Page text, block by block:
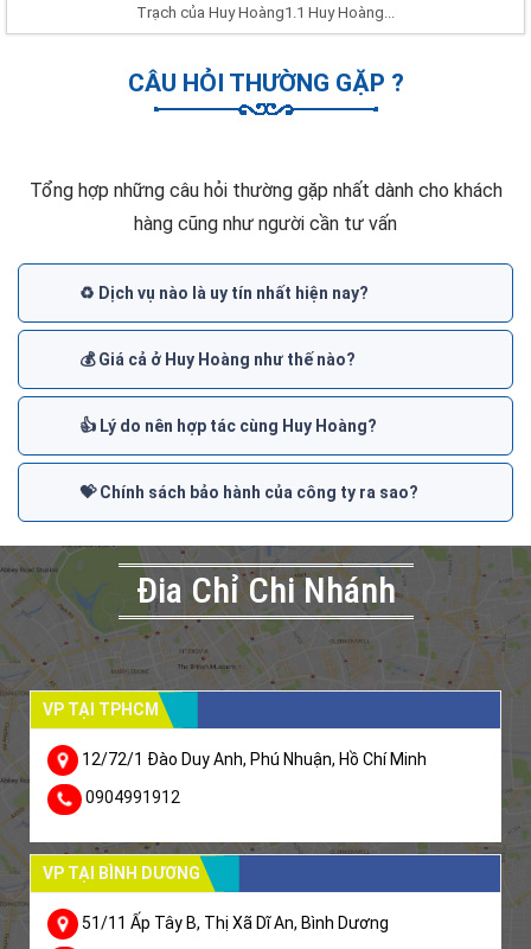
Trạch của Huy Hoàng1.1 Huy Hoàng...
CÂU HỎI THƯỜNG GẶP ?
Tổng hợp những câu hỏi thường gặp nhất dành cho khách
hàng cũng như người cần tư vấn
♻️ Dịch vụ nào là uy tín nhất hiện nay?
💰 Giá cả ở Huy Hoàng như thế nào?
👍 Lý do nên hợp tác cùng Huy Hoàng?
💝 Chính sách bảo hành của công ty ra sao?
Đia Chỉ Chi Nhánh
VP TẠI TPHCM
12/72/1 Đào Duy Anh, Phú Nhuận, Hồ Chí Minh
0904991912
VP TẠI BÌNH DƯƠNG
51/11 Ấp Tây B, Thị Xã Dĩ An, Bình Dương